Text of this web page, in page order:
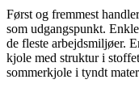
Først og fremmest
som udgangspunkt.
de fleste arbejdsmiljøer.
kjole med struktur i
sommerkjole i tyndt